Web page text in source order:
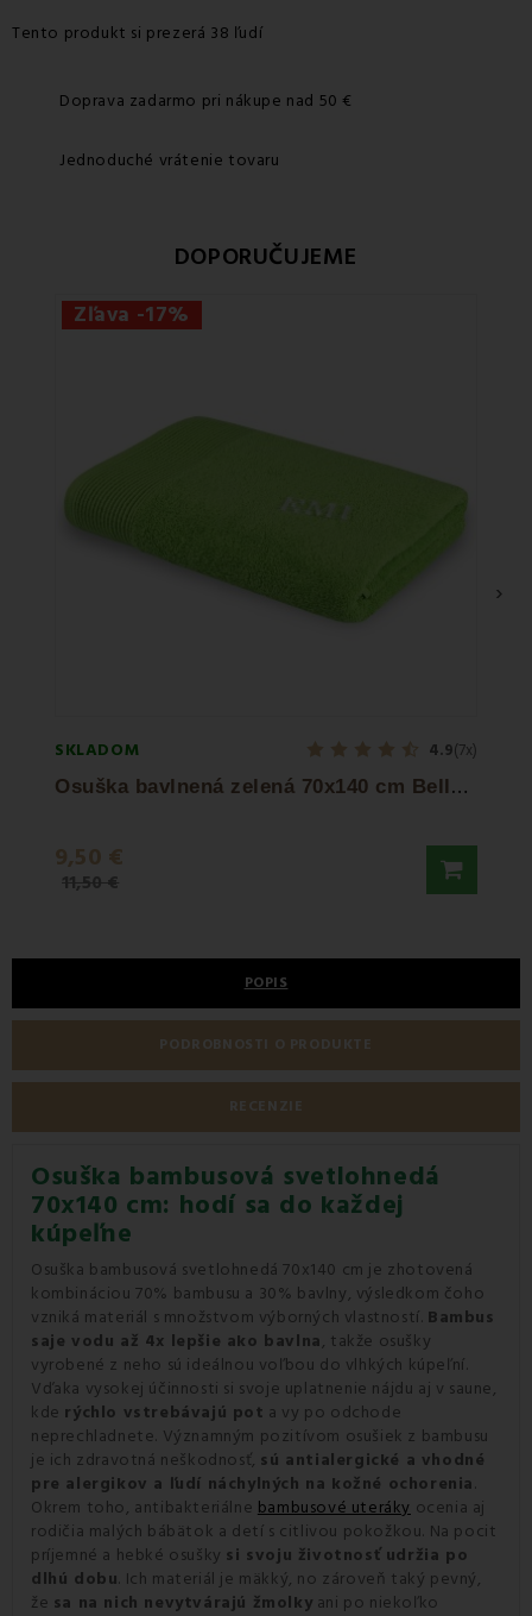
Tento produkt si prezerá 38 ľudí
Doprava zadarmo pri nákupe nad 50 €
Jednoduché vrátenie tovaru
DOPORUČUJEME
Zľava -17%
SKLADOM 4.9(7x)
O
suška bavlnená zelená 70x140 cm Bella EMI
9,50 €
11,50 €
›
POPIS
PODROBNOSTI O PRODUKTE
RECENZIE
Osuška bambusová svetlohnedá
70x140 cm: hodí sa do každej
kúpeľne
Osuška bambusová svetlohnedá 70x140 cm je zhotovená
kombináciou 70% bambusu a 30% bavlny, výsledkom čoho
vzniká materiál s množstvom výborných vlastností. Bambus
saje vodu až 4x lepšie ako bavlna, takže osušky
vyrobené z neho sú ideálnou voľbou do vlhkých kúpeľní.
Vďaka vysokej účinnosti si svoje uplatnenie nájdu aj v saune,
kde rýchlo vstrebávajú pot a vy po odchode
neprechladnete. Významným pozitívom osušiek z bambusu
je ich zdravotná neškodnosť, sú antialergické a vhodné
pre alergikov a ľudí náchylných na kožné ochorenia.
Okrem toho, antibakteriálne bambusové uteráky ocenia aj
rodičia malých bábätok a detí s citlivou pokožkou. Na pocit
príjemné a hebké osušky si svoju životnosť udržia po
dlhú dobu. Ich materiál je mäkký, no zároveň taký pevný,
že sa na nich nevytvárajú žmolky ani po niekoľko